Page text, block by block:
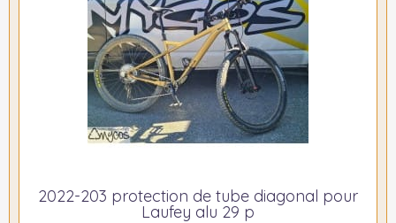
2022-203 protection de tube diagonal pour
Laufey alu 29 p